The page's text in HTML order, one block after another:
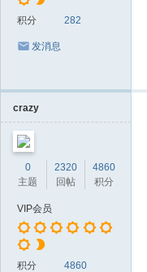
积分 282
发消息
crazy
0
主题
2320
回帖
4860
积分
VIP会员
积分 4860